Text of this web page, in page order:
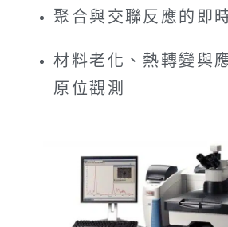
聚合與交聯反應的即
材料老化、熱轉變與
原位觀測